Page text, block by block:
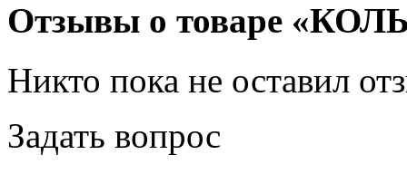
Отзывы о товаре
Никто пока не оставил
Задать вопрос